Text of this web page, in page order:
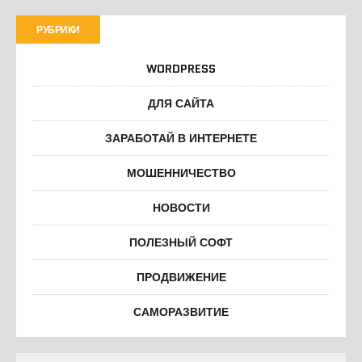
РУБРИКИ
WORDPRESS
ДЛЯ САЙТА
ЗАРАБОТАЙ В ИНТЕРНЕТЕ
МОШЕННИЧЕСТВО
НОВОСТИ
ПОЛЕЗНЫЙ СОФТ
ПРОДВИЖЕНИЕ
САМОРАЗВИТИЕ